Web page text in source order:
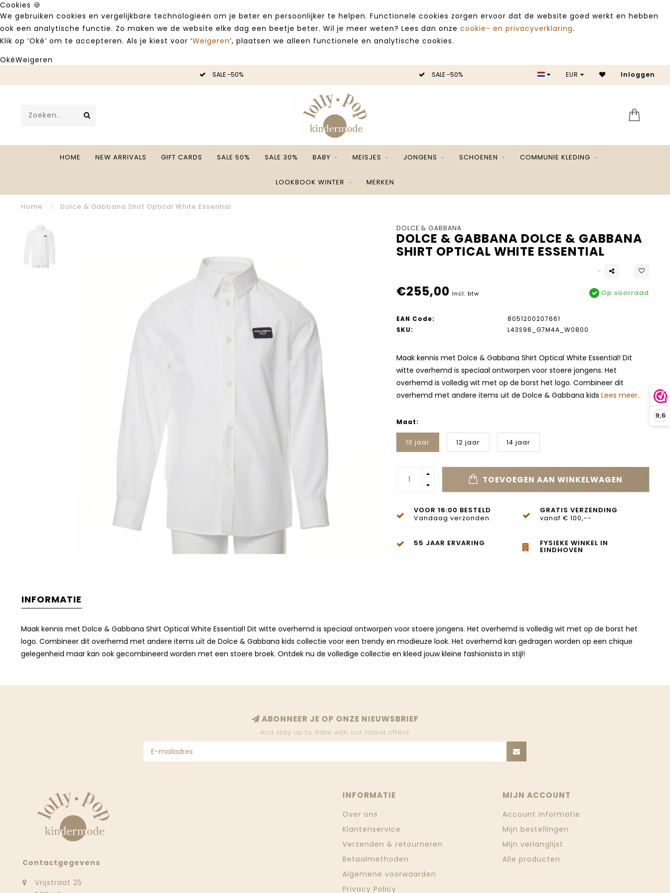
9,6
Cookies 🍪
We gebruiken cookies en vergelijkbare technologieën om je beter en persoonlijker te helpen. Functionele cookies zorgen ervoor dat de website goed werkt en hebben
ook een analytische functie. Zo maken we de website elke dag een beetje beter. Wil je meer weten? Lees dan onze cookie- en privacyverklaring.
Klik op ‘Oké’ om te accepteren. Als je kiest voor ‘Weigeren’, plaatsen we alleen functionele en analytische cookies.
OkéWeigeren
SALE -50% SALE -50% SALE
EUR Inloggen
HOME NEW ARRIVALS GIFT CARDS SALE 50% SALE 30% BABY MEISJES JONGENS SCHOENEN COMMUNIE KLEDING
LOOKBOOK WINTER MERKEN
Home / Dolce & Gabbana Shirt Optical White Essential
DOLCE & GABBANA
DOLCE & GABBANA DOLCE & GABBANA
SHIRT OPTICAL WHITE ESSENTIAL
€255,00 Incl. btw Op voorraad
EAN Code:
8051200207661
SKU:
L43S96_G7M4A_W0800
Maak kennis met Dolce & Gabbana Shirt Optical White Essential! Dit
witte overhemd is speciaal ontworpen voor stoere jongens. Het
overhemd is volledig wit met op de borst het logo. Combineer dit
overhemd met andere items uit de Dolce & Gabbana kids Lees meer..
Maat:
10 jaar 12 jaar 14 jaar
TOEVOEGEN AAN WINKELWAGEN
VOOR 16:00 BESTELD
Vandaag verzonden
GRATIS VERZENDING
vanaf € 100,--
55 JAAR ERVARING FYSIEKE WINKEL IN
EINDHOVEN
INFORMATIE
Maak kennis met Dolce & Gabbana Shirt Optical White Essential! Dit witte overhemd is speciaal ontworpen voor stoere jongens. Het overhemd is volledig wit met op de borst het
logo. Combineer dit overhemd met andere items uit de Dolce & Gabbana kids collectie voor een trendy en modieuze look. Het overhemd kan gedragen worden op een chique
gelegenheid maar kan ook gecombineerd worden met een stoere broek. Ontdek nu de volledige collectie en kleed jouw kleine fashionista in stijl!
ABONNEER JE OP ONZE NIEUWSBRIEF
And stay up to date with our latest offers
Contactgegevens
Vrijstraat 25
INFORMATIE
Over ons
Klantenservice
Verzenden & retourneren
Betaalmethoden
Algemene voorwaarden
Privacy Policy
MIJN ACCOUNT
Account informatie
Mijn bestellingen
Mijn verlanglijst
Alle producten